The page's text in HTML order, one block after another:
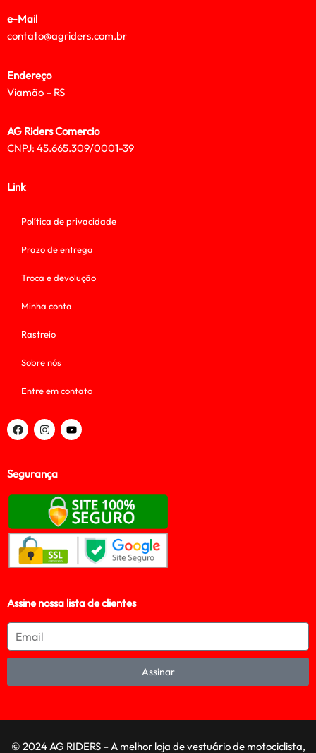
e-Mail
contato@agriders.com.br
Endereço
Viamão – RS
AG Riders Comercio
CNPJ: 45.665.309/0001-39
Link
Política de privacidade
Prazo de entrega
Troca e devolução
Minha conta
Rastreio
Sobre nós
Entre em contato
Segurança
Assine nossa lista de clientes
Assinar
© 2024 AG RIDERS – A melhor loja de vestuário de motociclista,